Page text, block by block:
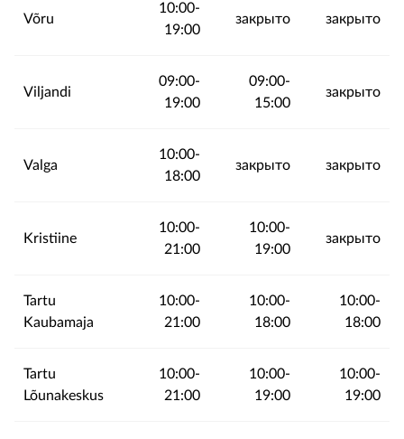
Võru
10:00-
19:00
закрыто закрыто
Viljandi
09:00-
19:00
09:00-
15:00
закрыто
Valga
10:00-
18:00
закрыто закрыто
Kristiine
10:00-
21:00
10:00-
19:00
закрыто
Tartu
Kaubamaja
10:00-
21:00
10:00-
18:00
10:00-
18:00
Tartu
Lõunakeskus
10:00-
21:00
10:00-
19:00
10:00-
19:00